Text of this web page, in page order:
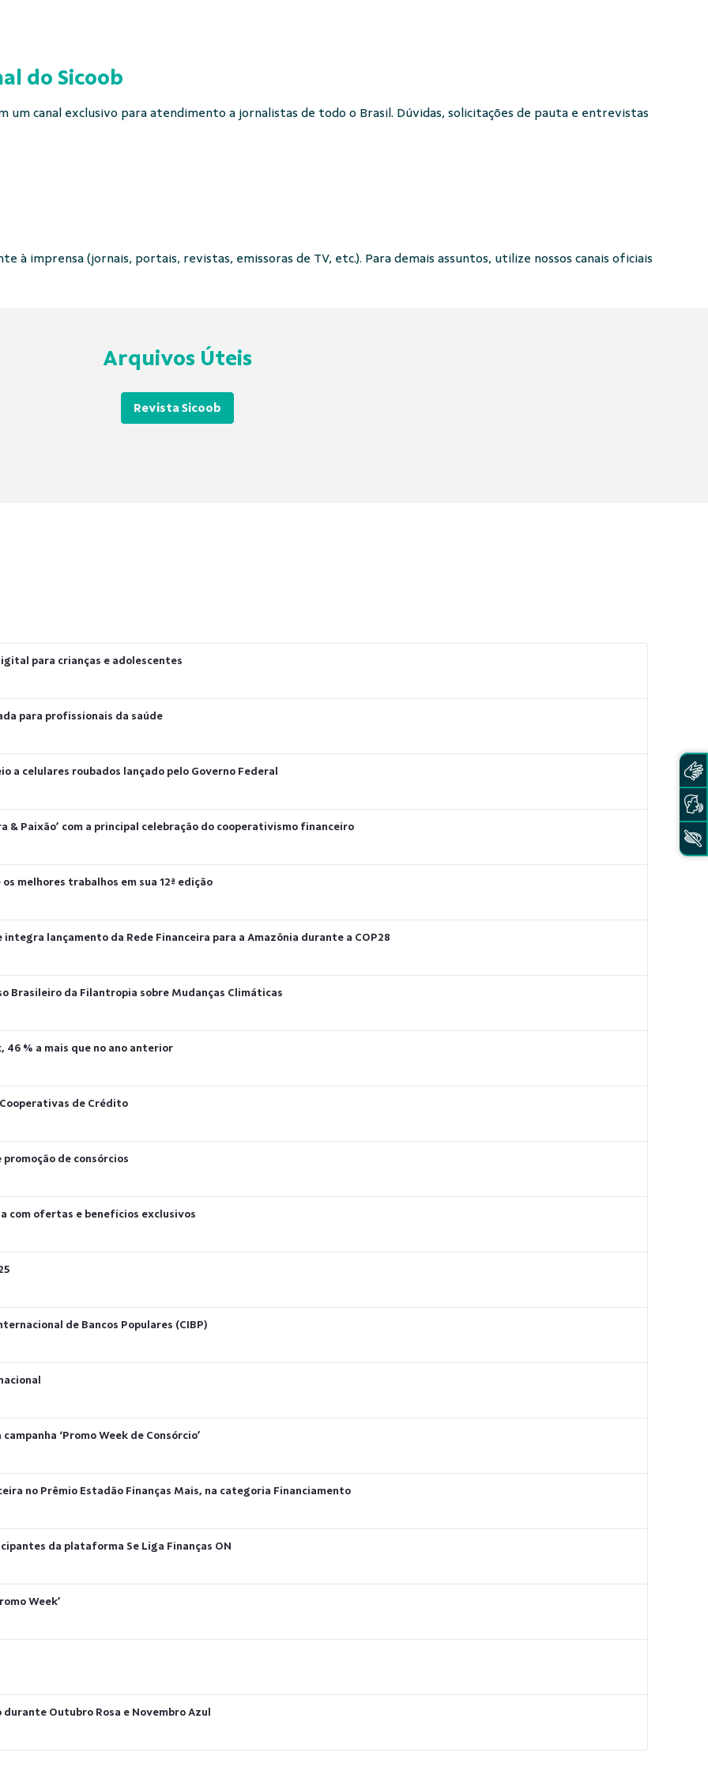
do Sicoob
um canal exclusivo para atendimento a jornalistas de todo o Brasil. Dúvidas, solicitações de pauta e entrevistas
à imprensa (jornais, portais, revistas, emissoras de TV, etc.). Para demais assuntos, utilize nossos canais oficiais
Arquivos Úteis
Revista Sicoob
para crianças e adolescentes
para profissionais da saúde
a celulares roubados lançado pelo Governo Federal
& Paixão’ com a principal celebração do cooperativismo financeiro
melhores trabalhos em sua 12ª edição
lançamento da Rede Financeira para a Amazônia durante a COP28
Brasileiro da Filantropia sobre Mudanças Climáticas
46 % a mais que no ano anterior
de Crédito
promoção de consórcios
com ofertas e benefícios exclusivos
de Bancos Populares (CIBP)
‘Promo Week de Consórcio’
no Prêmio Estadão Finanças Mais, na categoria Financiamento
da plataforma Se Liga Finanças ON
Week’
durante Outubro Rosa e Novembro Azul